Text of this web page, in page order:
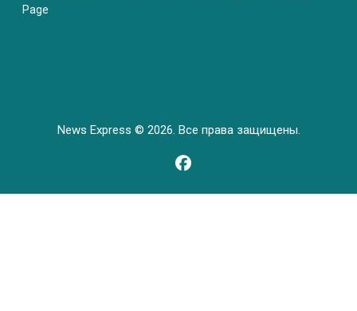
Page
News Express © 2026. Все права защищены.